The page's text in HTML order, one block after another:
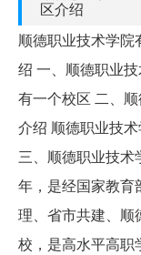
区介绍
顺德职业技术学
绍 一、顺德职业
有一个校区 二、
介绍 顺德职业技
三、顺德职业技术
年，是经国家教育
理、省市共建、顺
校，是高水平高职